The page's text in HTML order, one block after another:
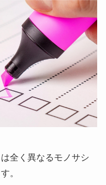
全く異なるモノサシ
。